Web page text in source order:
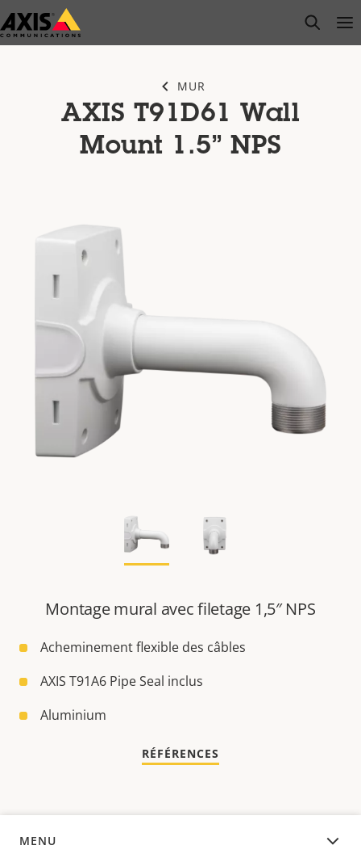
Passer
au
open
MUR
AXIS T91D61 Wall
Mount 1.5” NPS
Montage mural avec filetage 1,5″ NPS
Acheminement flexible des câbles
AXIS T91A6 Pipe Seal inclus
Aluminium
RÉFÉRENCES
MENU
APERÇU